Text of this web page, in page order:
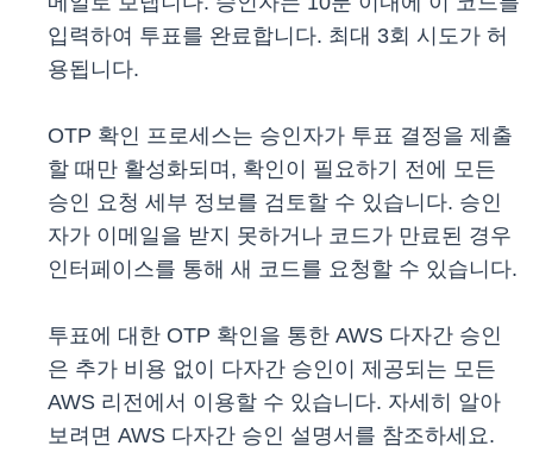
입력하여 투표를 완료합니다. 최대 3회 시도가 허
용됩니다.
OTP 확인 프로세스는 승인자가 투표 결정을 제출
할 때만 활성화되며, 확인이 필요하기 전에 모든
승인 요청 세부 정보를 검토할 수 있습니다. 승인
자가 이메일을 받지 못하거나 코드가 만료된 경우
인터페이스를 통해 새 코드를 요청할 수 있습니다.
투표에 대한 OTP 확인을 통한 AWS 다자간 승인
은 추가 비용 없이 다자간 승인이 제공되는 모든
AWS 리전에서 이용할 수 있습니다. 자세히 알아
보려면 AWS 다자간 승인 설명서를 참조하세요.